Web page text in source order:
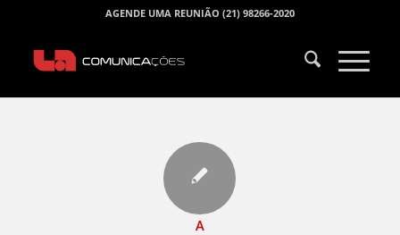
AGENDE UMA REUNIÃO (21) 98266-2020
A